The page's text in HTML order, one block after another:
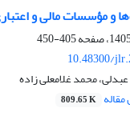
و مؤسسات مالی و
405-450
10.48300/
محمد غلامعلی زاده
809.65 K